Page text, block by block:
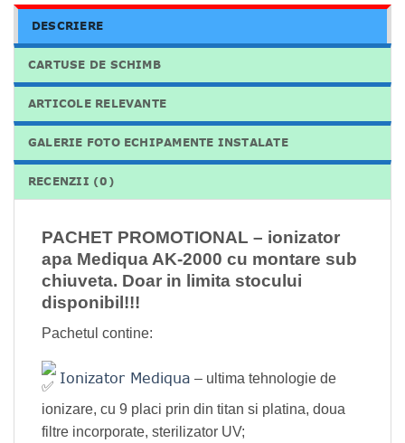
DESCRIERE
CARTUSE DE SCHIMB
ARTICOLE RELEVANTE
GALERIE FOTO ECHIPAMENTE INSTALATE
RECENZII (0)
PACHET PROMOTIONAL – ionizator
apa Mediqua AK-2000 cu montare sub
chiuveta. Doar in limita stocului
disponibil!!!
Pachetul contine:
Ionizator Mediqua – ultima tehnologie de
ionizare, cu 9 placi prin din titan si platina, doua
filtre incorporate, sterilizator UV;